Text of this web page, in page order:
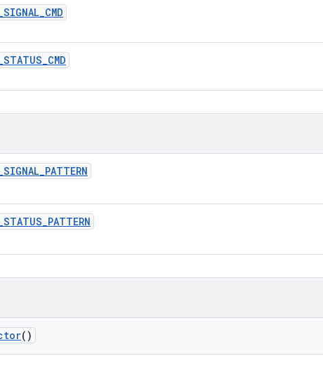
SIGNAL_CMD
STATUS_CMD
SIGNAL_PATTERN
STATUS_PATTERN
()